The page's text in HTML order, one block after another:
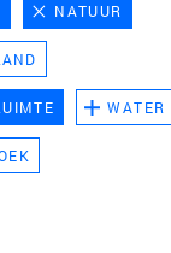
NATUUR
WATER